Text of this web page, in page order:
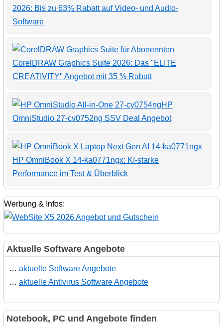
2026: Bis zu 63% Rabatt auf Video- und Audio-
Software
CorelDRAW Graphics Suite 2026: Das "ELITE
CREATIVITY" Angebot mit 35 % Rabatt
HP
OmniStudio 27-cv0752ng SSV Deal Angebot
HP OmniBook X 14-ka0771ngx: KI-starke
Performance im Test & Überblick
Werbung & Infos:
Aktuelle Software Angebote
… aktuelle Software Angebote
… aktuelle Antivirus Software Angebote
Notebook, PC und Angebote finden